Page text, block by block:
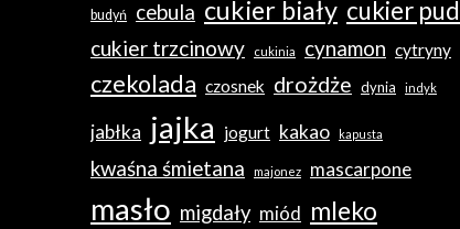
budyń cebula cukier biały cukier
cukier trzcinowy cukinia cynamon cytryny
czekolada czosnek drożdże dynia indyk
jabłka jajka jogurt kakao kapusta
kwaśna śmietana majonez mascarpone
masło migdały miód mleko